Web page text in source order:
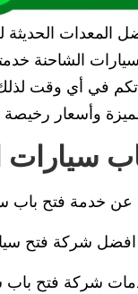
المعدات الحديثة
الشاحنة
وأسعار رخيصة
سيارات
خدمة فتح باب
شركة فتح
شركة فتح باب